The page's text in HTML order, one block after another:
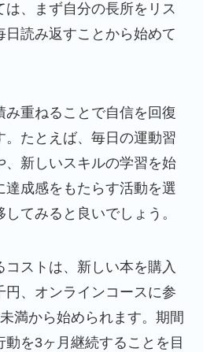
は、まず自分の長所をリス
日読み返すことから始めて
み重ねることで自信を回復
。たとえば、毎日の運動習
、新しいスキルの学習を始
成感をもたらす活動を選
てみると良いでしょう。
コストは、新しい本を購入
円、オンラインコースに参
満から始められます。期間
動を3ヶ月継続することを目